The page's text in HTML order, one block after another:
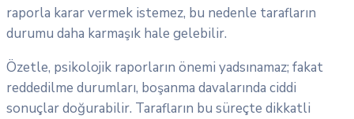
raporla karar vermek istemez, bu nedenle tarafların
durumu daha karmaşık hale gelebilir.
Özetle, psikolojik raporların önemi yadsınamaz; fakat
reddedilme durumları, boşanma davalarında ciddi
sonuçlar doğurabilir. Tarafların bu süreçte dikkatli